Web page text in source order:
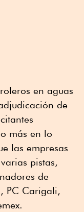
en aguas
de
más en lo
las empresas
pistas,
de
PC Carigali,